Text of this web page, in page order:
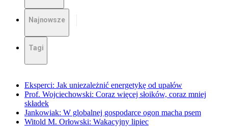
Najnowsze
Tagi
Eksperci: Jak uniezależnić energetykę od upałów
Prof. Wojciechowski: Coraz więcej słoików, coraz mniej
składek
Jankowiak: W globalnej gospodarce ogon macha psem
Witold M. Orłowski: Wakacyjny lipiec